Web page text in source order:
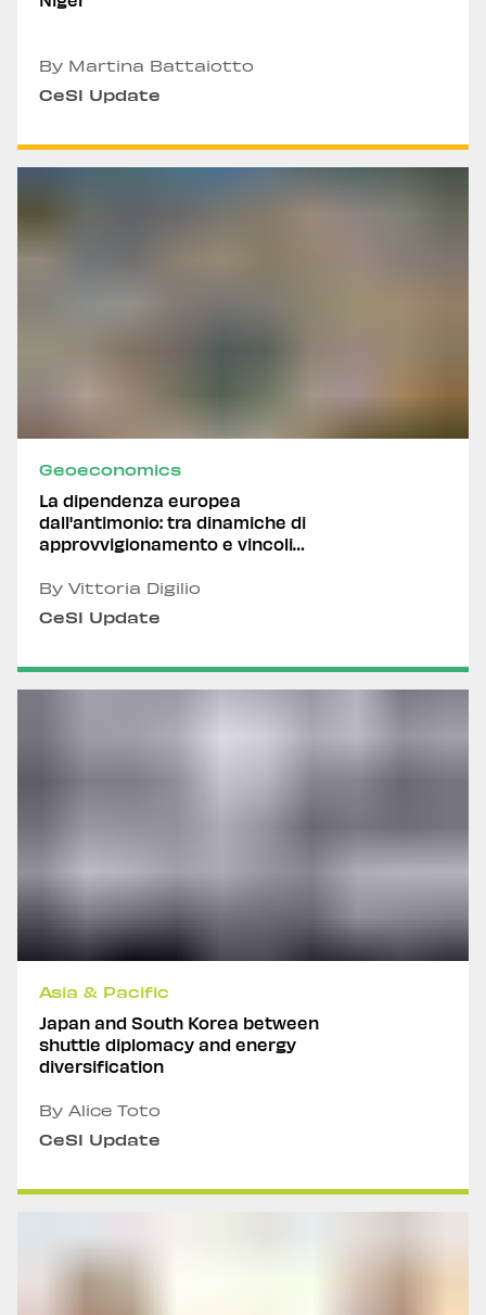
By Martina Battaiotto
CeSI Update
Geoeconomics
La dipendenza europea
dall'antimonio: tra dinamiche di
approvvigionamento e vincoli
By Vittoria Digilio
CeSI Update
Asia & Pacific
Japan and South Korea between
shuttle diplomacy and energy
diversification
By Alice Toto
CeSI Update